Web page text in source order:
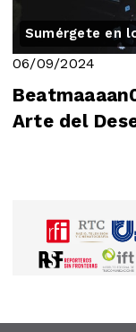
Sumérgete en
06/09/2024
Arte del